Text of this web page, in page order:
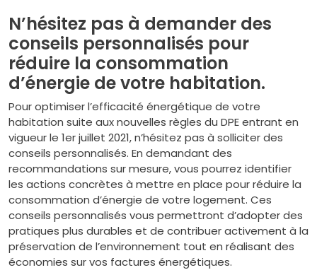
N’hésitez pas à demander des
conseils personnalisés pour
réduire la consommation
d’énergie de votre habitation.
Pour optimiser l’efficacité énergétique de votre
habitation suite aux nouvelles règles du DPE entrant en
vigueur le 1er juillet 2021, n’hésitez pas à solliciter des
conseils personnalisés. En demandant des
recommandations sur mesure, vous pourrez identifier
les actions concrètes à mettre en place pour réduire la
consommation d’énergie de votre logement. Ces
conseils personnalisés vous permettront d’adopter des
pratiques plus durables et de contribuer activement à la
préservation de l’environnement tout en réalisant des
économies sur vos factures énergétiques.